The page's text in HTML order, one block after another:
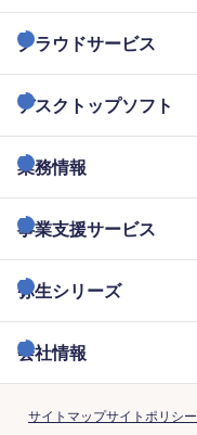
クラウドサービス
デスクトップソフト
業務情報
事業支援サービス
弥生シリーズ
会社情報
サイトマップサイトポリシー